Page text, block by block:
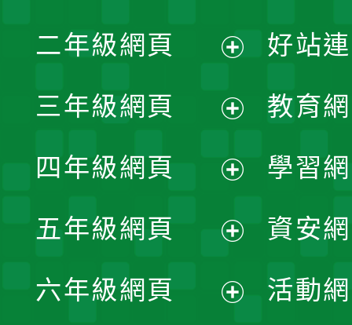
開
選
單
二年級網頁
開
選
單
三年級網頁
開
選
單
四年級網頁
開
選
五年級網頁
開
六年級網頁
好站
教育
學習
資安
活動